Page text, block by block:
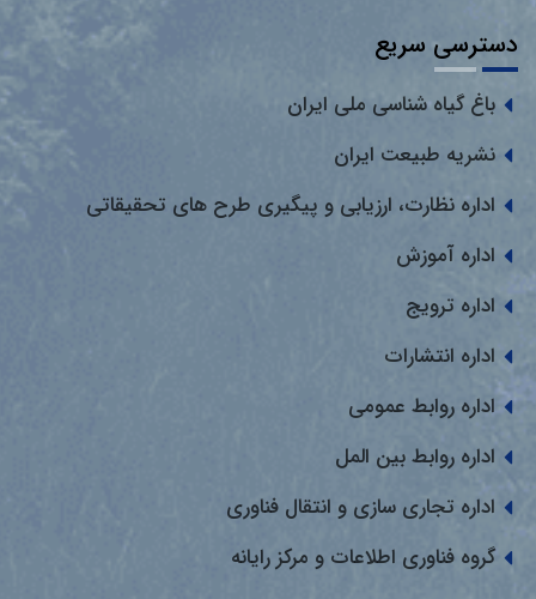
دسترسی سریع
باغ گیاه شناسی ملی ایران
نشریه طبیعت ایران
اداره نظارت، ارزیابی و پیگیری طرح های تحقیقاتی
اداره آموزش
اداره ترویج
اداره انتشارات
اداره روابط عمومی
اداره روابط بین المل
اداره تجاری سازی و انتقال فناوری
گروه فناوری اطلاعات و مرکز رایانه